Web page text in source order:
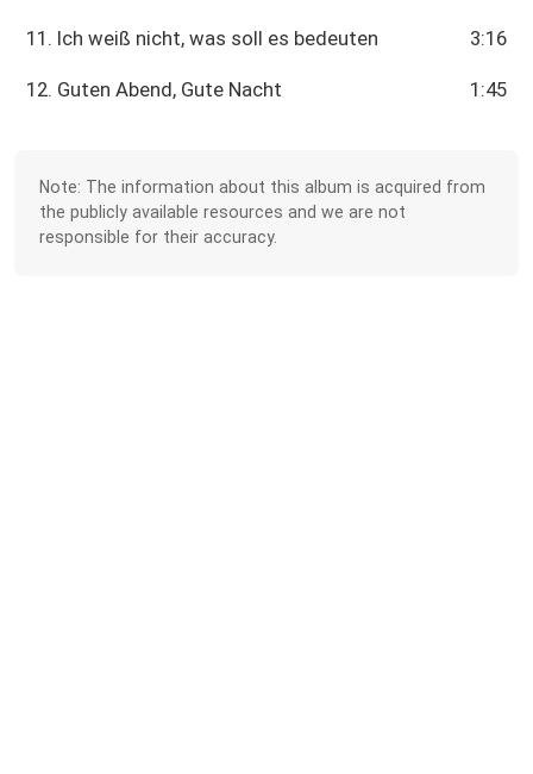
11. Ich weiß nicht, was soll es bedeuten 3:16
12. Guten Abend, Gute Nacht 1:45
Note: The information about this album is acquired from
the publicly available resources and we are not
responsible for their accuracy.